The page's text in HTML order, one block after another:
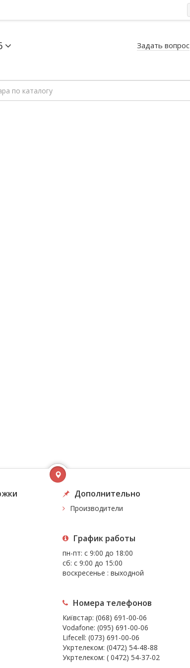
Задать вопрос
Дополнительно
Производители
График работы
пн-пт: с 9:00 до 18:00
сб: с 9:00 до 15:00
воскресенье : выходной
Номера телефонов
Київстар: (068) 691-00-06
Vodafone: (095) 691-00-06
Lifecell: (073) 691-00-06
Укртелеком: (0472) 54-48-88
Укртелеком: ( 0472) 54-37-02